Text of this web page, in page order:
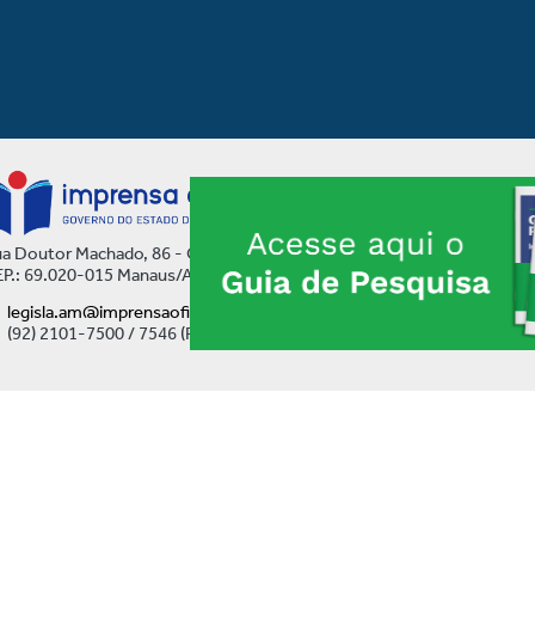
Doutor Machado, 86 - Centro
69.020-015 Manaus/AM
legisla.am@imprensaoficial.am.gov.br
(92) 2101-7500 / 7546 (Ramal)